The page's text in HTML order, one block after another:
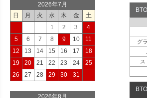
グ
ス
2026年7月
日
月 火 水 木 金
土
1
2 3
4
5
6 7 8 9 10
11
12
13 14 15 16 17
18
19
20 21 22 23 24
25
26
27 28 29 30 31
2026年8月